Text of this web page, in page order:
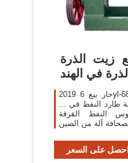
زيت الذرة
2019 حار بيع 6yl-68 صغيرة ... 2018 تصميم جديد
طارد النفط في ...
النفط القرفة
آلة من الصين
على السعر